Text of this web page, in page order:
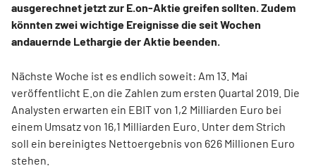
ausgerechnet jetzt zur E.on-Aktie greifen sollten. Zudem
könnten zwei wichtige Ereignisse die seit Wochen
andauernde Lethargie der Aktie beenden.
Nächste Woche ist es endlich soweit: Am 13. Mai
veröffentlicht E.on die Zahlen zum ersten Quartal 2019. Die
Analysten erwarten ein EBIT von 1,2 Milliarden Euro bei
einem Umsatz von 16,1 Milliarden Euro. Unter dem Strich
soll ein bereinigtes Nettoergebnis von 626 Millionen Euro
stehen.